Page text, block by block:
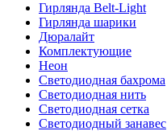
Гирлянда Belt-Light
Гирлянда шарики
Дюралайт
Комплектующие
Неон
Светодиодная бахрома
Светодиодная нить
Светодиодная сетка
Светодиодный занавес